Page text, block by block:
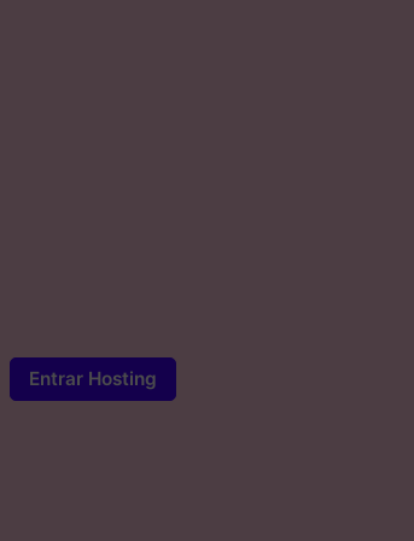
Entrar Hosting